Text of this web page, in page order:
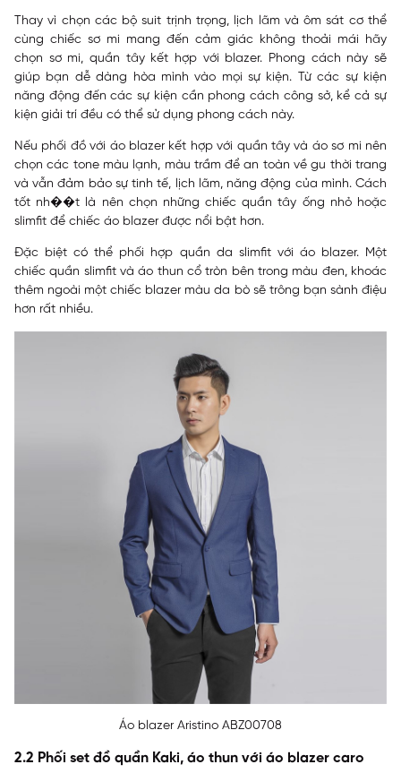
Thay vì chọn các bộ suit trịnh trọng, lịch lãm và ôm sát cơ thể
cùng chiếc sơ mi mang đến cảm giác không thoải mái hãy
chọn sơ mi, quần tây kết hợp với blazer. Phong cách này sẽ
giúp bạn dễ dàng hòa mình vào mọi sự kiện. Từ các sự kiện
năng động đến các sự kiện cần phong cách công sở, kể cả sự
kiện giải trí đều có thể sử dụng phong cách này.
Nếu phối đồ với áo blazer kết hợp với quần tây và áo sơ mi nên
chọn các tone màu lạnh, màu trầm để an toàn về gu thời trang
và vẫn đảm bảo sự tinh tế, lịch lãm, năng động của mình. Cách
tốt nh��t là nên chọn những chiếc quần tây ống nhỏ hoặc
slimfit để chiếc áo blazer được nổi bật hơn.
Đặc biệt có thể phối hợp quần da slimfit với áo blazer. Một
chiếc quần slimfit và áo thun cổ tròn bên trong màu đen, khoác
thêm ngoài một chiếc blazer màu da bò sẽ trông bạn sành điệu
hơn rất nhiều.
Áo blazer Aristino ABZ00708
2.2 Phối set đồ quần Kaki, áo thun với áo blazer caro